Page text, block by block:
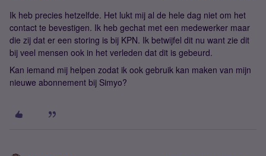
Ik heb precies hetzelfde. Het lukt mij al de hele dag niet om het
contact te bevestigen. Ik heb gechat met een medewerker maar
die zij dat er een storing is bij KPN. Ik betwijfel dit nu want zie dit
bij veel mensen ook in het verleden dat dit is gebeurd.
Kan iemand mij helpen zodat ik ook gebruik kan maken van mijn
nieuwe abonnement bij Simyo?